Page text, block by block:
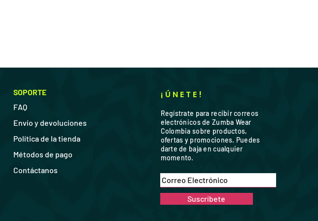
Z-Light™ Sensación ligera como una segunda piel
Z Form™ La tela de alto rendimiento se combina
con un modelado de alta compresión y soporte.
78% poliéster, 22% elastano.
FAQ
Envío y devoluciones
Política de la tienda
Métodos de pago
Contáctanos
SOPORTE ¡ÚNETE!
Regístrate para recibir correos
electrónicos de Zumba Wear
Colombia sobre productos,
ofertas y promociones. Puedes
darte de baja en cualquier
momento.
Suscríbete